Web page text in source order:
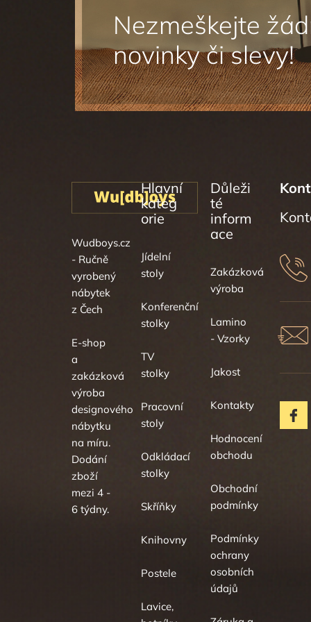
Wudboys.cz
- Ručně
vyrobený
nábytek
z Čech
E-shop
a
zakázková
výroba
designového
nábytku
na míru.
Dodání
zboží
mezi 4 -
6 týdny.
Hlavní
kateg
orie
Jídelní
stoly
Konferenční
stolky
TV
stolky
Pracovní
stoly
Odkládací
stolky
Skříňky
Knihovny
Postele
Lavice,
Důleži
té
inform
ace
Zakázková
výroba
Lamino
- Vzorky
Jakost
Kontakty
Hodnocení
obchodu
Obchodní
podmínky
Podmínky
ochrany
osobních
údajů